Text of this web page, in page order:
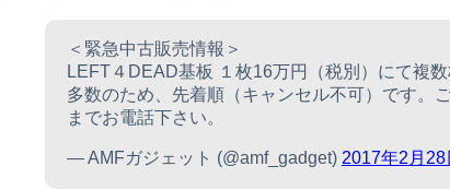
＜緊急中古販売情報＞
LEFT４DEAD基板 １枚16万円（税別）にて複
多数のため、先着順（キャンセル不可）です。
までお電話下さい。
— AMFガジェット (@amf_gadget) 2017年2月28